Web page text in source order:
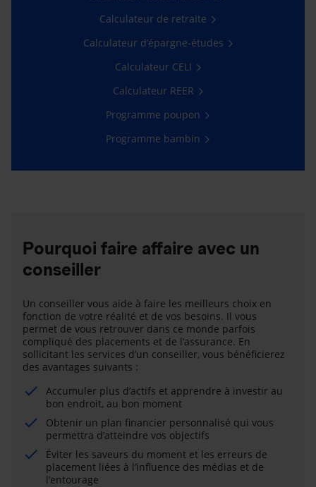
Calculateur de retraite
Calculateur d’épargne-études
Calculateur CELI
Calculateur REER
Programme poupon
Programme bambin
Pourquoi faire affaire avec un
conseiller
Un conseiller vous aide à faire les meilleurs choix en
fonction de votre réalité et de vos besoins. Il vous
permet de vous retrouver dans ce monde parfois
compliqué des placements et de l’assurance. En
sollicitant les services d’un conseiller, vous bénéficierez
des avantages suivants :
Accumuler plus d’actifs et apprendre à investir au
bon endroit, au bon moment
Obtenir un plan financier personnalisé qui vous
permettra d’atteindre vos objectifs
Éviter les saveurs du moment et les erreurs de
placement liées à l’influence des médias et de
l’entourage